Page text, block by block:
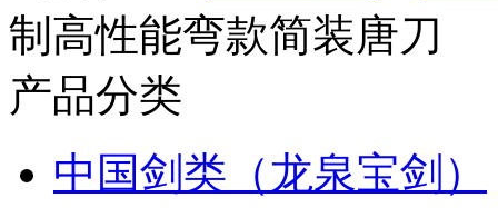
制高性能弯款简装唐刀
产品分类
中国剑类（龙泉宝剑）